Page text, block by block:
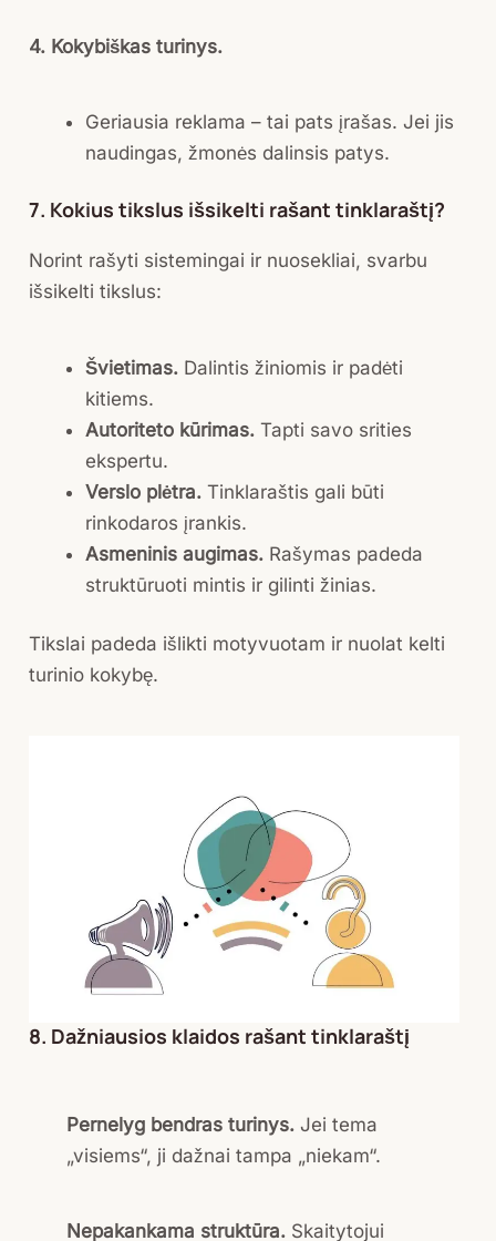
4. Kokybiškas turinys.
Geriausia reklama – tai pats įrašas. Jei jis
naudingas, žmonės dalinsis patys.
7. Kokius tikslus išsikelti rašant tinklaraštį?
Norint rašyti sistemingai ir nuosekliai, svarbu
išsikelti tikslus:
Švietimas. Dalintis žiniomis ir padėti
kitiems.
Autoriteto kūrimas. Tapti savo srities
ekspertu.
Verslo plėtra. Tinklaraštis gali būti
rinkodaros įrankis.
Asmeninis augimas. Rašymas padeda
struktūruoti mintis ir gilinti žinias.
Tikslai padeda išlikti motyvuotam ir nuolat kelti
turinio kokybę.
8. Dažniausios klaidos rašant tinklaraštį
Pernelyg bendras turinys. Jei tema
„visiems“, ji dažnai tampa „niekam“.
Nepakankama struktūra. Skaitytojui